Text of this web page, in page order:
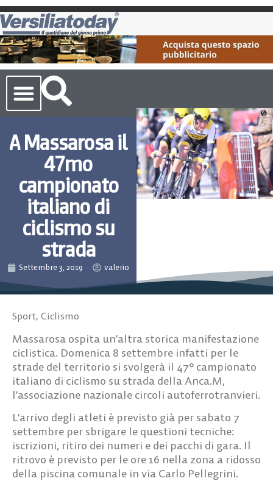
A Massarosa il
47mo
campionato
italiano di
ciclismo su
strada
Settembre 3, 2019 valerio
Sport, Ciclismo
Massarosa ospita un’altra storica manifestazione
ciclistica. Domenica 8 settembre infatti per le
strade del territorio si svolgerà il 47° campionato
italiano di ciclismo su strada della Anca.M,
l’associazione nazionale circoli autoferrotranvieri.
L’arrivo degli atleti è previsto già per sabato 7
settembre per sbrigare le questioni tecniche:
iscrizioni, ritiro dei numeri e dei pacchi di gara. Il
ritrovo è previsto per le ore 16 nella zona a ridosso
della piscina comunale in via Carlo Pellegrini.